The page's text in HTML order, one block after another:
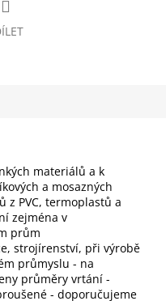
materiálů a k
a mosazných
z PVC, termoplastů a
zejména v
prům
strojírenství, při výrobě
průmyslu - na
průměry vrtání -
- doporučujeme